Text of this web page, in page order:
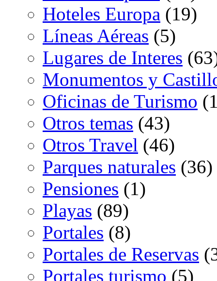
Hoteles Europa (19)
Líneas Aéreas (5)
Lugares de Interes
Monumentos y
Oficinas de Turismo
Otros temas (43)
Otros Travel (46)
Parques naturales (36)
Pensiones (1)
Playas (89)
Portales (8)
Portales de Reservas
Portales turismo (5)